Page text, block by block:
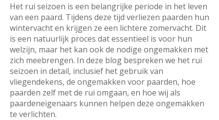
Het rui seizoen is een belangrijke periode in het leven
van een paard. Tijdens deze tijd verliezen paarden hun
wintervacht en krijgen ze een lichtere zomervacht. Dit
is een natuurlijk proces dat essentieel is voor hun
welzijn, maar het kan ook de nodige ongemakken met
zich meebrengen. In deze blog bespreken we het rui
seizoen in detail, inclusief het gebruik van
vliegendekens, de ongemakken voor paarden, hoe
paarden zelf met de rui omgaan, en hoe wij als
paardeneigenaars kunnen helpen deze ongemakken
te verlichten.